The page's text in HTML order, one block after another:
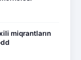
miqrantların